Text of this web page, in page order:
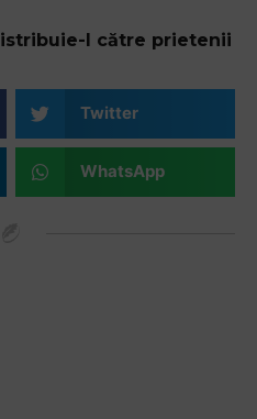
l către prietenii
Twitter
WhatsApp